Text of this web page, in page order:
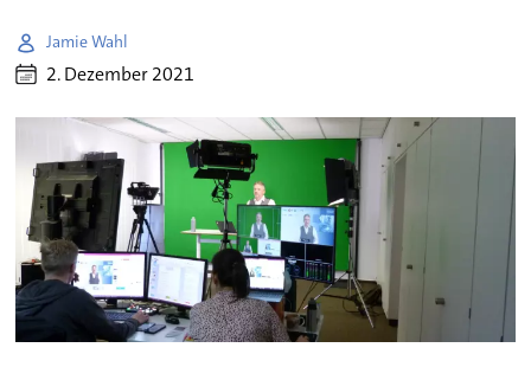
Jamie Wahl
2. Dezember 2021